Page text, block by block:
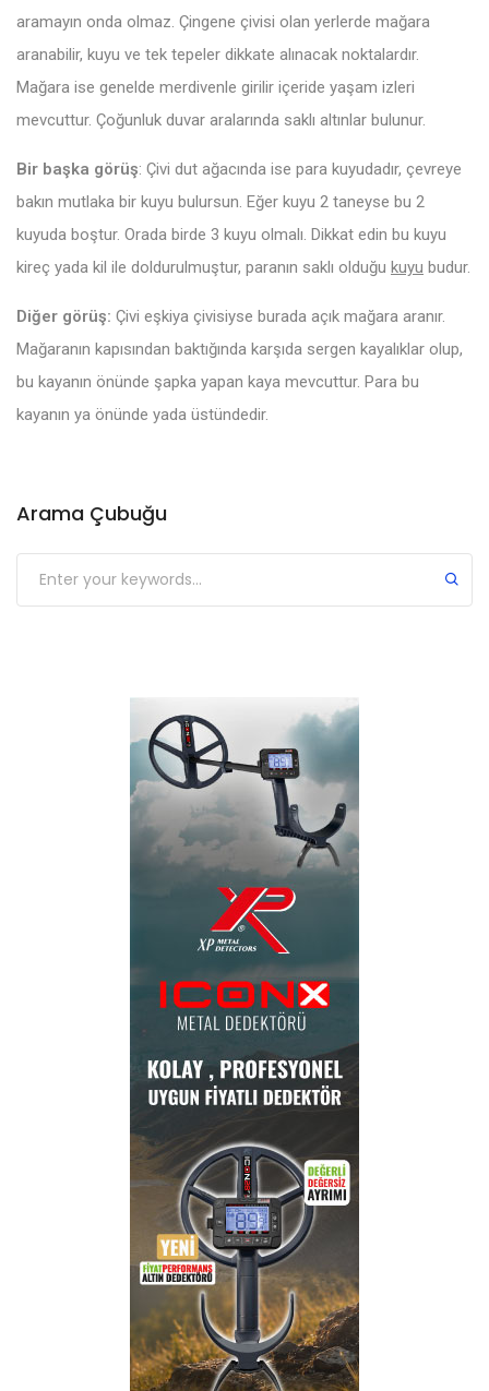
aramayın onda olmaz. Çingene çivisi olan yerlerde mağara
aranabilir, kuyu ve tek tepeler dikkate alınacak noktalardır.
Mağara ise genelde merdivenle girilir içeride yaşam izleri
mevcuttur. Çoğunluk duvar aralarında saklı altınlar bulunur.
Bir başka görüş: Çivi dut ağacında ise para kuyudadır, çevreye
bakın mutlaka bir kuyu bulursun. Eğer kuyu 2 taneyse bu 2
kuyuda boştur. Orada birde 3 kuyu olmalı. Dikkat edin bu kuyu
kireç yada kil ile doldurulmuştur, paranın saklı olduğu kuyu budur.
Diğer görüş: Çivi eşkiya çivisiyse burada açık mağara aranır.
Mağaranın kapısından baktığında karşıda sergen kayalıklar olup,
bu kayanın önünde şapka yapan kaya mevcuttur. Para bu
kayanın ya önünde yada üstündedir.
Arama Çubuğu